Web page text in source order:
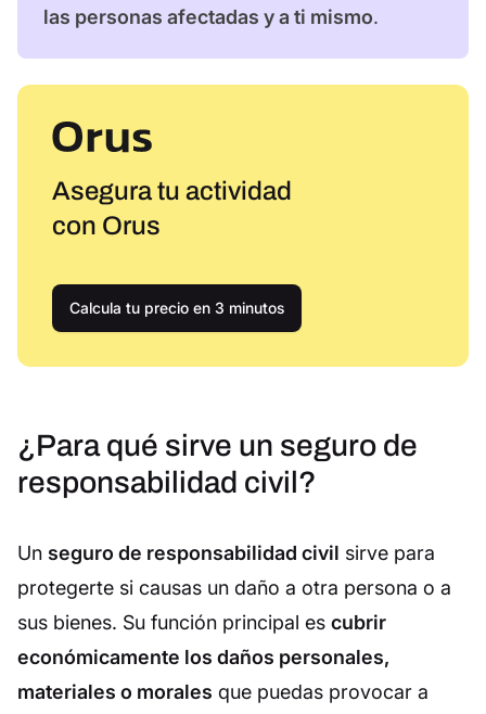
las personas afectadas y a ti mismo.
Asegura tu actividad
con Orus
Calcula tu precio en 3 minutos
¿Para qué sirve un seguro de
responsabilidad civil?
Un seguro de responsabilidad civil sirve para
protegerte si causas un daño a otra persona o a
sus bienes. Su función principal es cubrir
económicamente los daños personales,
materiales o morales que puedas provocar a